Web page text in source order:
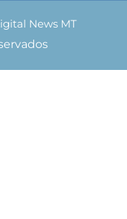
News MT